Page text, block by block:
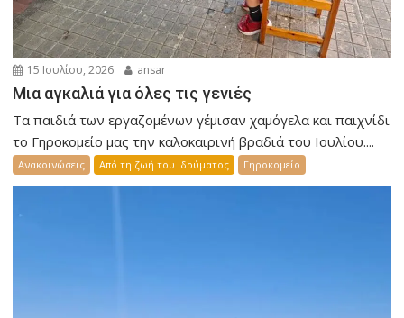
15 Ιουλίου, 2026 ansar
Μια αγκαλιά για όλες τις γενιές
Τα παιδιά των εργαζομένων γέμισαν χαμόγελα και παιχνίδι
το Γηροκομείο μας την καλοκαιρινή βραδιά του Ιουλίου....
Ανακοινώσεις Από τη ζωή του Ιδρύματος Γηροκομείο